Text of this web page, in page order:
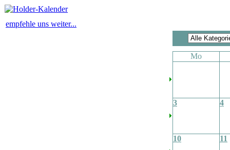
empfehle uns weiter...
Mo
3 4
10 11